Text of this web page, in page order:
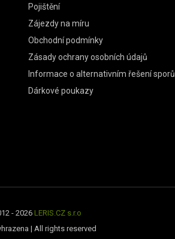
Pojištění
Zájezdy na míru
Obchodní podmínky
Zásady ochrany osobních údajů
Informace o alternativním řešení sporů
Dárkové poukazy
- 2026 LERIS.CZ s.r.o
| All rights reserved